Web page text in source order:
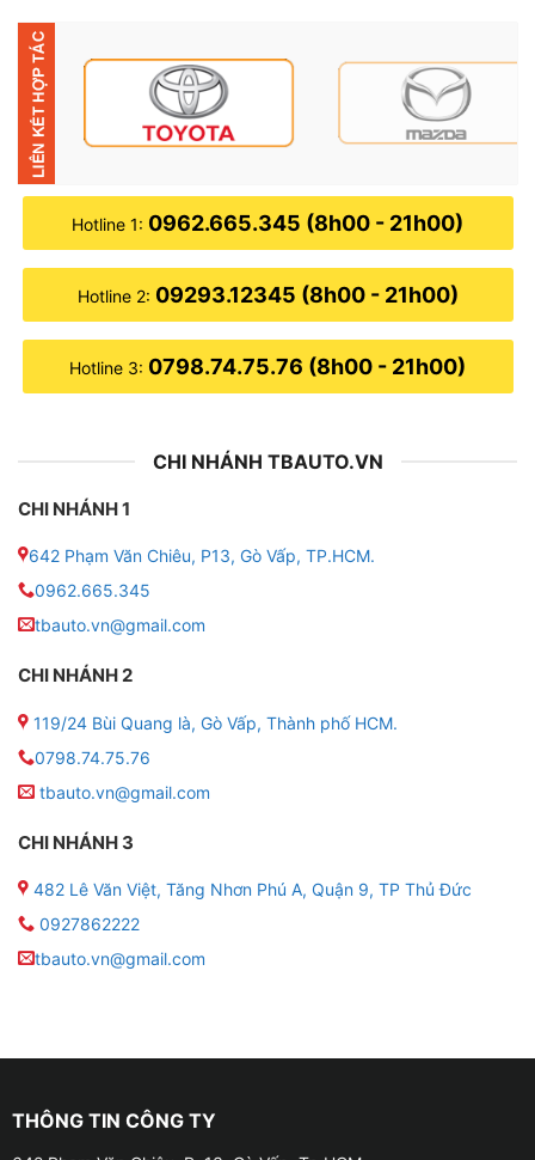
dễ dàng.
Bình ắc quy khô GS DIN45L-
DIN45L-LBN 12V-45AH
● Mã sản phẩm: MF DIN45L-LBN
● Thương hiệu: GS
● Điện áp: 12V
● Dung lượng: 45AH
● Kích thước (Dài x Rộng x Cao): 207 x 175 x 175
● Loại bình: Ắc quy khô (miễn bảo dưỡng)
Hotline 1: 0962.665.345 (8h00 - 21h00)
Hotline 2: 09293.12345 (8h00 - 21h00)
Hotline 3: 0798.74.75.76 (8h00 - 21h00)
CHI NHÁNH TBAUTO.VN
CHI NHÁNH 1
642 Phạm Văn Chiêu, P13, Gò Vấp, TP.HCM.
0962.665.345
tbauto.vn@gmail.com
CHI NHÁNH 2
119/24 Bùi Quang là, Gò Vấp, Thành phố HCM.
0798.74.75.76
tbauto.vn@gmail.com
CHI NHÁNH 3
482 Lê Văn Việt, Tăng Nhơn Phú A, Quận 9, TP Thủ Đức
0927862222
tbauto.vn@gmail.com
THÔNG TIN CÔNG TY